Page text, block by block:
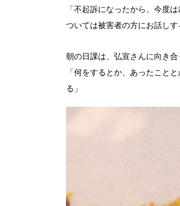
プライバシー
閉じる
「不起訴になったから、今度
ついては被害者の方にお話し
朝の日課は、弘宣さんに向き合
「何をするとか、あったこと
る」